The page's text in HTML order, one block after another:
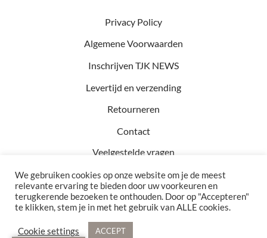
Privacy Policy
Algemene Voorwaarden
Inschrijven TJK NEWS
Levertijd en verzending
Retourneren
Contact
Veelgestelde vragen
Kvk: 81457782
BTW: NL002990154B76
Bezoekadres: Hof 15 5571 CA Bergeijk
We gebruiken cookies op onze website om je de meest
relevante ervaring te bieden door uw voorkeuren en
terugkerende bezoeken te onthouden. Door op "Accepteren"
te klikken, stem je in met het gebruik van ALLE cookies.
Cookie settings ACCEPT